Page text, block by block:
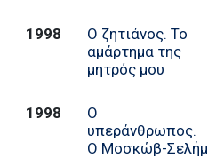
1998
Ο ζητιάνος. Το
αμάρτημα της
μητρός μου
1998
Ο
υπεράνθρωπος.
Ο Μοσκώβ-Σελήμ